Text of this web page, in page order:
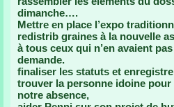
dimanche….
Mettre en place l’expo
redistrib graines à la nouvelle
à tous ceux qui n’en avaient
demande.
finaliser les statuts et
trouver la personne idoine pour
notre absence,